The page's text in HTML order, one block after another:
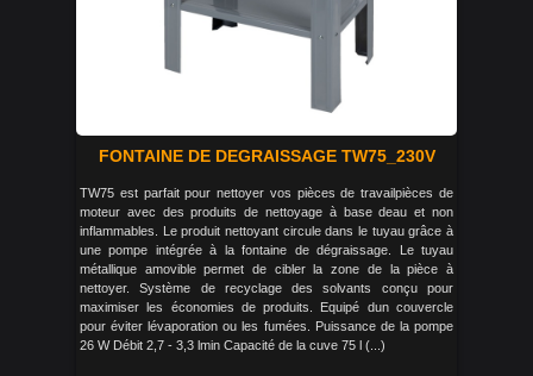
FONTAINE DE DEGRAISSAGE TW75_230V
TW75 est parfait pour nettoyer vos pièces de travailpièces de
moteur avec des produits de nettoyage à base deau et non
inflammables. Le produit nettoyant circule dans le tuyau grâce à
une pompe intégrée à la fontaine de dégraissage. Le tuyau
métallique amovible permet de cibler la zone de la pièce à
nettoyer. Système de recyclage des solvants conçu pour
maximiser les économies de produits. Equipé dun couvercle
pour éviter lévaporation ou les fumées. Puissance de la pompe
26 W Débit 2,7 - 3,3 lmin Capacité de la cuve 75 l (...)